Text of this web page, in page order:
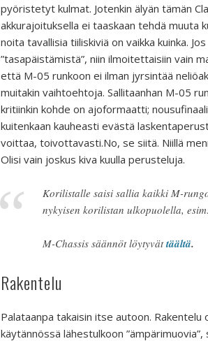
pyöristetyt kulmat. Jotenkin älyän tämän
akkurajoituksella ei taaskaan tehdä muuta
noita tavallisia tiiliskiviä on vaikka kuinka.
”tasapäistämistä”, niin ilmoitettaisiin vain
että M-05 runkoon ei ilman jyrsintää
muitakin vaihtoehtoja. Sallitaanhan M-05
kritiinkin kohde on ajoformaatti;
kuitenkaan kauheasti evästä
voittaa, toivottavasti.No, se siitä. Niillä
Olisi vain joskus kiva kuulla perusteluja.
Korilistalle saisi sallia kaikki M-
nykyisen korilistan ulkopuolella,
M-Chassis säännöt löytyvättäältä.
Rakentelu
Palataanpa takaisin itse autoon.
käytännössä lähestulkoon